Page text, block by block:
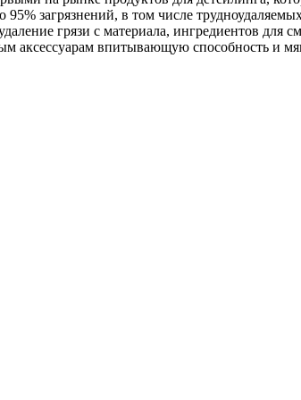
загрязнений, в том числе трудноудаляемых
грязи с материала, ингредиентов для
аксессуарам впитывающую способность и